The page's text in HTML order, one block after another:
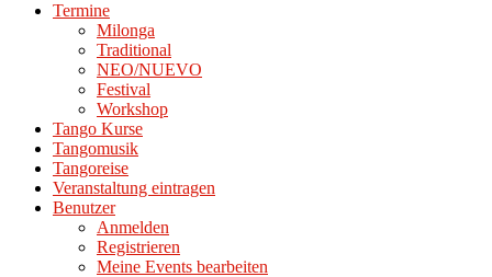
Termine
Milonga
Traditional
NEO/NUEVO
Festival
Workshop
Tango Kurse
Tangomusik
Tangoreise
Veranstaltung eintragen
Benutzer
Anmelden
Registrieren
Meine Events bearbeiten